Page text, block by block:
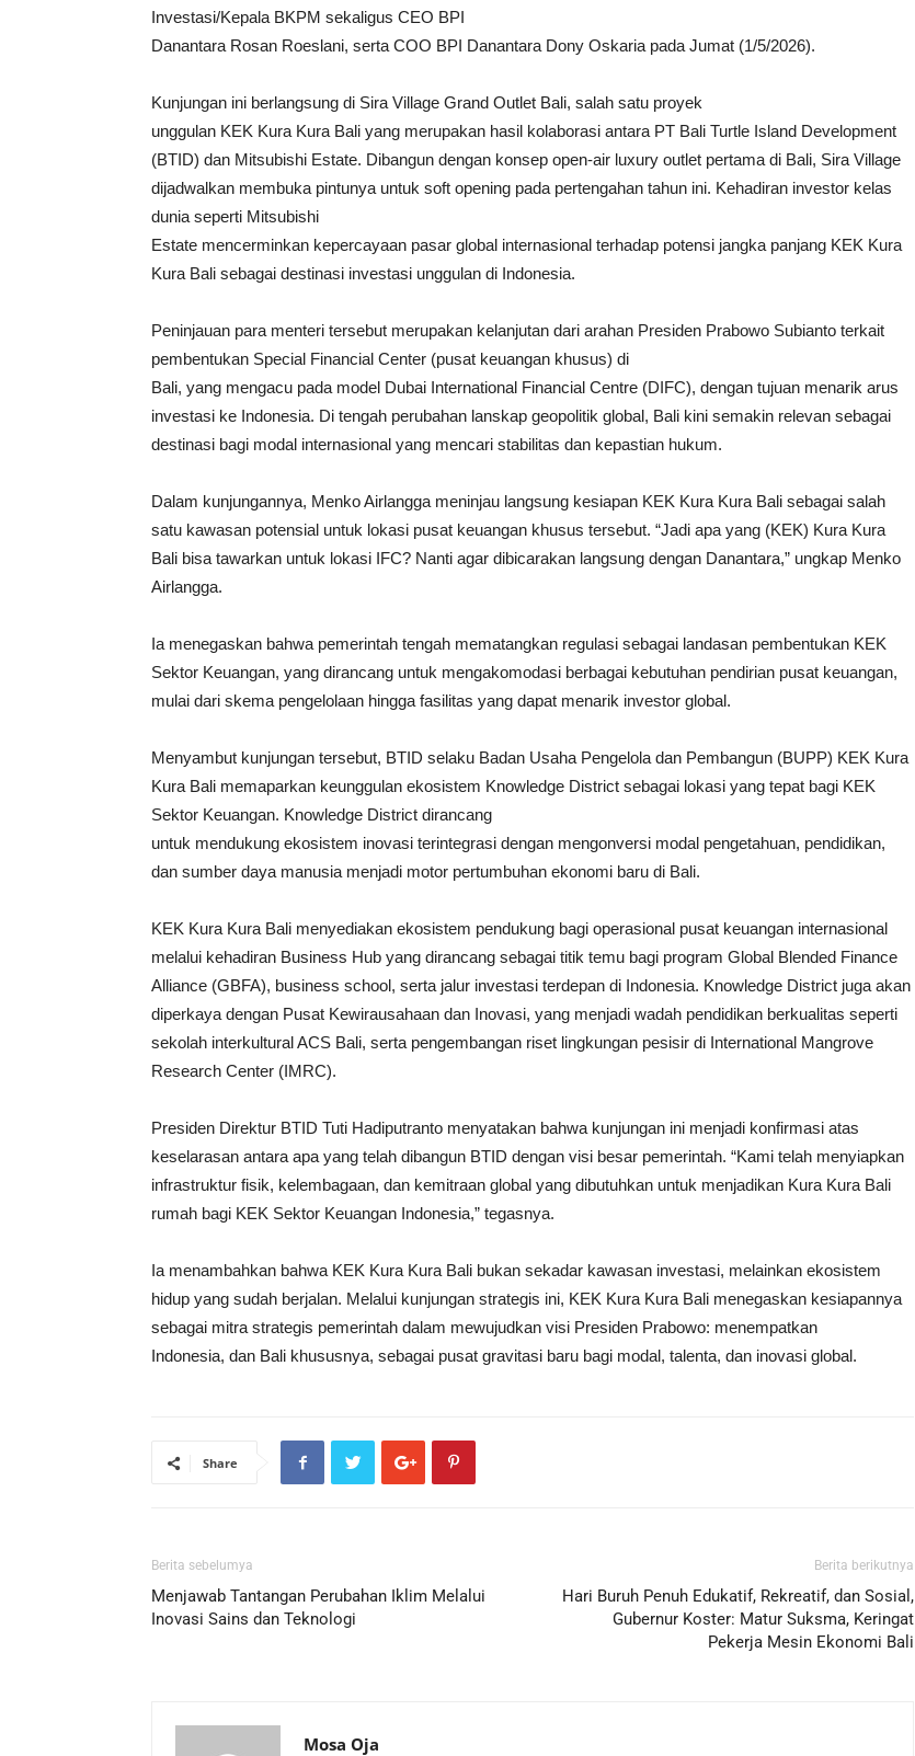
Investasi/Kepala BKPM sekaligus CEO BPI
Danantara Rosan Roeslani, serta COO BPI Danantara Dony Oskaria pada Jumat (1/5/2026).
Kunjungan ini berlangsung di Sira Village Grand Outlet Bali, salah satu proyek
unggulan KEK Kura Kura Bali yang merupakan hasil kolaborasi antara PT Bali Turtle Island Development
(BTID) dan Mitsubishi Estate. Dibangun dengan konsep open-air luxury outlet pertama di Bali, Sira Village
dijadwalkan membuka pintunya untuk soft opening pada pertengahan tahun ini. Kehadiran investor kelas
dunia seperti Mitsubishi
Estate mencerminkan kepercayaan pasar global internasional terhadap potensi jangka panjang KEK Kura
Kura Bali sebagai destinasi investasi unggulan di Indonesia.
Peninjauan para menteri tersebut merupakan kelanjutan dari arahan Presiden Prabowo Subianto terkait
pembentukan Special Financial Center (pusat keuangan khusus) di
Bali, yang mengacu pada model Dubai International Financial Centre (DIFC), dengan tujuan menarik arus
investasi ke Indonesia. Di tengah perubahan lanskap geopolitik global, Bali kini semakin relevan sebagai
destinasi bagi modal internasional yang mencari stabilitas dan kepastian hukum.
Dalam kunjungannya, Menko Airlangga meninjau langsung kesiapan KEK Kura Kura Bali sebagai salah
satu kawasan potensial untuk lokasi pusat keuangan khusus tersebut. “Jadi apa yang (KEK) Kura Kura
Bali bisa tawarkan untuk lokasi IFC? Nanti agar dibicarakan langsung dengan Danantara,” ungkap Menko
Airlangga.
Ia menegaskan bahwa pemerintah tengah mematangkan regulasi sebagai landasan pembentukan KEK
Sektor Keuangan, yang dirancang untuk mengakomodasi berbagai kebutuhan pendirian pusat keuangan,
mulai dari skema pengelolaan hingga fasilitas yang dapat menarik investor global.
Menyambut kunjungan tersebut, BTID selaku Badan Usaha Pengelola dan Pembangun (BUPP) KEK Kura
Kura Bali memaparkan keunggulan ekosistem Knowledge District sebagai lokasi yang tepat bagi KEK
Sektor Keuangan. Knowledge District dirancang
untuk mendukung ekosistem inovasi terintegrasi dengan mengonversi modal pengetahuan, pendidikan,
dan sumber daya manusia menjadi motor pertumbuhan ekonomi baru di Bali.
KEK Kura Kura Bali menyediakan ekosistem pendukung bagi operasional pusat keuangan internasional
melalui kehadiran Business Hub yang dirancang sebagai titik temu bagi program Global Blended Finance
Alliance (GBFA), business school, serta jalur investasi terdepan di Indonesia. Knowledge District juga akan
diperkaya dengan Pusat Kewirausahaan dan Inovasi, yang menjadi wadah pendidikan berkualitas seperti
sekolah interkultural ACS Bali, serta pengembangan riset lingkungan pesisir di International Mangrove
Research Center (IMRC).
Presiden Direktur BTID Tuti Hadiputranto menyatakan bahwa kunjungan ini menjadi konfirmasi atas
keselarasan antara apa yang telah dibangun BTID dengan visi besar pemerintah. “Kami telah menyiapkan
infrastruktur fisik, kelembagaan, dan kemitraan global yang dibutuhkan untuk menjadikan Kura Kura Bali
rumah bagi KEK Sektor Keuangan Indonesia,” tegasnya.
Ia menambahkan bahwa KEK Kura Kura Bali bukan sekadar kawasan investasi, melainkan ekosistem
hidup yang sudah berjalan. Melalui kunjungan strategis ini, KEK Kura Kura Bali menegaskan kesiapannya
sebagai mitra strategis pemerintah dalam mewujudkan visi Presiden Prabowo: menempatkan
Indonesia, dan Bali khususnya, sebagai pusat gravitasi baru bagi modal, talenta, dan inovasi global.
Share
Berita sebelumya
Menjawab Tantangan Perubahan Iklim Melalui
Inovasi Sains dan Teknologi
Berita berikutnya
Hari Buruh Penuh Edukatif, Rekreatif, dan Sosial,
Gubernur Koster: Matur Suksma, Keringat
Pekerja Mesin Ekonomi Bali
Mosa Oja